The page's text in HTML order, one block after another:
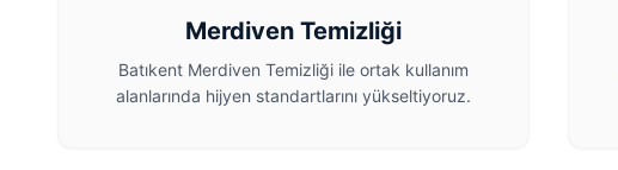
Merdiven Temizliği
Batıkent Merdiven Temizliği ile ortak kullanım
alanlarında hijyen standartlarını yükseltiyoruz.